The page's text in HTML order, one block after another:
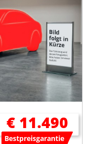
€ 11.490
Bestpreisgarantie